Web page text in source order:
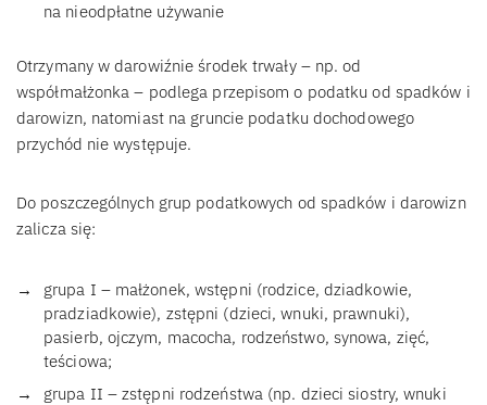
na nieodpłatne używanie
Otrzymany w darowiźnie środek trwały – np. od
współmałżonka – podlega przepisom o podatku od spadków i
darowizn, natomiast na gruncie podatku dochodowego
przychód nie występuje.
Do poszczególnych grup podatkowych od spadków i darowizn
zalicza się:
grupa I – małżonek, wstępni (rodzice, dziadkowie,
pradziadkowie), zstępni (dzieci, wnuki, prawnuki),
pasierb, ojczym, macocha, rodzeństwo, synowa, zięć,
teściowa;
grupa II – zstępni rodzeństwa (np. dzieci siostry, wnuki